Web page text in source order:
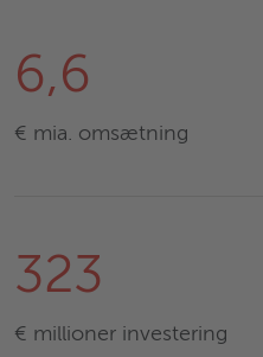
6,6
€ mia. omsætning
323
€ millioner investering